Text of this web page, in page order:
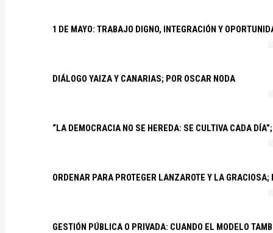
1 DE MAYO: TRABAJO DIGNO, INTEGRACIÓN Y
DIÁLOGO YAIZA Y CANARIAS; POR OSCAR NODA
“LA DEMOCRACIA NO SE HEREDA: SE CULTIVA CADA
ORDENAR PARA PROTEGER LANZAROTE Y LA
GESTIÓN PÚBLICA O PRIVADA: CUANDO EL MODELO